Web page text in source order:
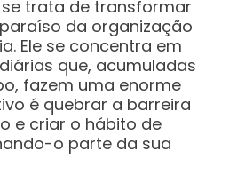
trata de transformar
da organização
Ele se concentra em
que, acumuladas
fazem uma enorme
é quebrar a barreira
e criar o hábito de
o parte da sua